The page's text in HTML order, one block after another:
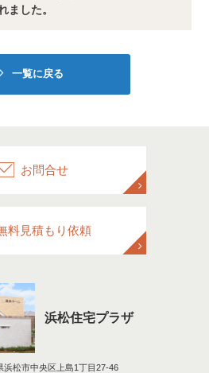
ました。
一覧に戻る
お問合せ
料見積もり依頼
浜松住宅プラザ
松市中央区上島1丁目27-46